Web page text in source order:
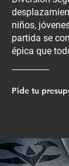
niños,
partida se
épica que
Pide tu